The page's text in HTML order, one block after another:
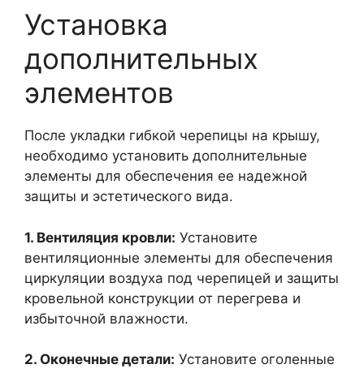
Установка
дополнительных
элементов
После укладки гибкой черепицы на крышу,
необходимо установить дополнительные
элементы для обеспечения ее надежной
защиты и эстетического вида.
1. Вентиляция кровли: Установите
вентиляционные элементы для обеспечения
циркуляции воздуха под черепицей и защиты
кровельной конструкции от перегрева и
избыточной влажности.
2. Оконечные детали: Установите оголенные